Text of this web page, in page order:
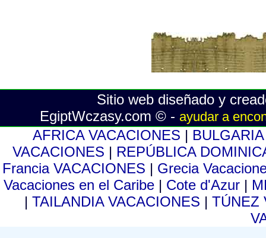
Sitio web diseñado y
EgiptWczasy.com © - ayudar a
AFRICA VACACIONES |
VACACIONES | REPÚBLICA
Francia VACACIONES | Grecia
Vacaciones en el Caribe | Cote d'Azur |
|TAILANDIA VACACIONES |TÚNEZ